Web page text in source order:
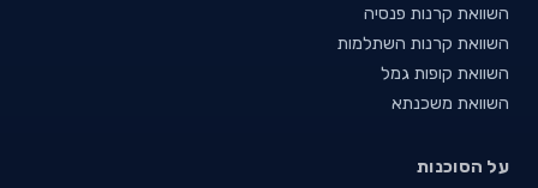
השוואת קרנות פנסיה
השוואת קרנות השתלמות
השוואת קופות גמל
השוואת משכנתא
על הסוכנות